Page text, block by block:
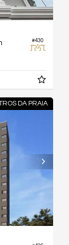
#430
DA PRAIA